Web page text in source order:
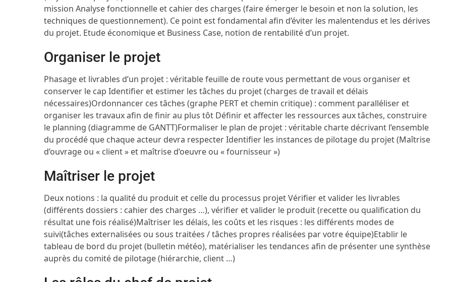
missionAnalyse fonctionnelle et cahier des charges (faire émerger le besoin et non la solution, les
techniques de questionnement). Ce point est fondamental afin d’éviter les malentendus et les dérives
du projet. Etude économique et Business Case, notion de rentabilité d’un projet.
Organiser le projet
Phasage et livrables d’un projet : véritable feuille de route vous permettant de vous organiser et
conserver le capIdentifier et estimer les tâches du projet (charges de travail et délais
nécessaires)Ordonnancer ces tâches (graphe PERT et chemin critique) : comment paralléliser et
organiser les travaux afin de finir au plus tôt Définir et affecter les ressources aux tâches, construire
le planning (diagramme de GANTT)Formaliser le plan de projet : véritable charte décrivant l’ensemble
du procédé que chaque acteur devra respecterIdentifier les instances de pilotage du projet (Maîtrise
d’ouvrage ou « client » et maîtrise d’oeuvre ou « fournisseur »)
Maîtriser le projet
Deux notions : la qualité du produit et celle du processus projetVérifier et valider les livrables
(différents dossiers : cahier des charges …), vérifier et valider le produit (recette ou qualification du
résultat une fois réalisé)Maîtriser les délais, les coûts et les risques : les différents modes de
suivi(tâches externalisées ou sous traitées / tâches propres réalisées par votre équipe)Etablir le
tableau de bord du projet (bulletin météo), matérialiser les tendances afin de présenter une synthèse
auprès du comité de pilotage (hiérarchie, client …)